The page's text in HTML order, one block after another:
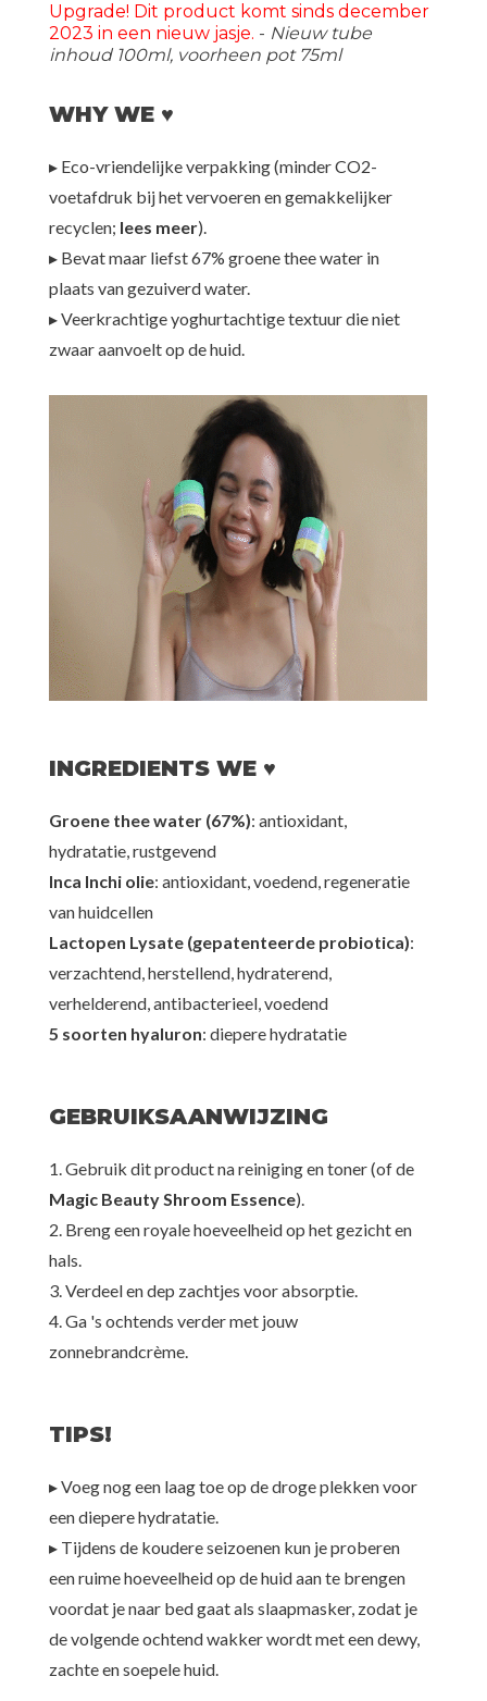
Upgrade! Dit product komt sinds december
2023 in een nieuw jasje. - Nieuw tube
inhoud 100ml, voorheen pot 75ml
WHY WE ♥
▸ Eco-vriendelijke verpakking (minder CO2-
voetafdruk bij het vervoeren en gemakkelijker
recyclen; lees meer).
▸ Bevat maar liefst 67% groene thee water in
plaats van gezuiverd water.
▸ Veerkrachtige yoghurtachtige textuur die niet
zwaar aanvoelt op de huid.
INGREDIENTS WE ♥
Groene thee water (67%): antioxidant,
hydratatie, rustgevend
Inca Inchi olie: antioxidant, voedend, regeneratie
van huidcellen
Lactopen Lysate (gepatenteerde probiotica):
verzachtend, herstellend, hydraterend,
verhelderend, antibacterieel, voedend
5 soorten hyaluron: diepere hydratatie
GEBRUIKSAANWIJZING
1. Gebruik dit product na reiniging en toner (of de
Magic Beauty Shroom Essence).
2. Breng een royale hoeveelheid op het gezicht en
hals.
3. Verdeel en dep zachtjes voor absorptie.
4. Ga 's ochtends verder met jouw
zonnebrandcrème.
TIPS!
▸ Voeg nog een laag toe op de droge plekken voor
een diepere hydratatie.
▸ Tijdens de koudere seizoenen kun je proberen
een ruime hoeveelheid op de huid aan te brengen
voordat je naar bed gaat als slaapmasker, zodat je
de volgende ochtend wakker wordt met een dewy,
zachte en soepele huid.